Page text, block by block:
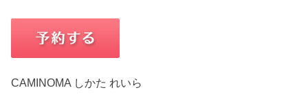
CAMINOMA しかた れいら